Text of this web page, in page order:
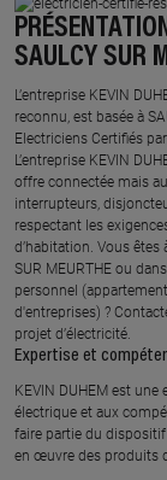
SAULCY SUR
L’entreprise KEVIN
reconnu, est basée à
Electriciens Certifiés
L’entreprise KEVIN
offre connectée mais
interrupteurs,
respectant les
d’habitation. Vous êtes
SUR MEURTHE ou
personnel
d'entreprises) ?
projet d’électricité.
Expertise et
​KEVIN DUHEM est
électrique et aux
faire partie du dispositif
en œuvre des produits